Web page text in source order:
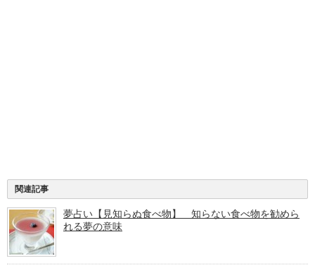
関連記事
夢占い【見知らぬ食べ物】 知らない食べ物を勧めら
れる夢の意味